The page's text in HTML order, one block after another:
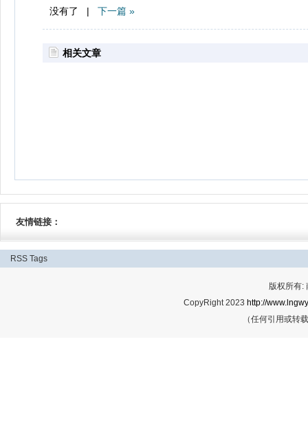
没有了 | 下一篇 »
相关文章
友情链接：
RSS Tags
版权所有:
CopyRight 2023 http://
（任何引用或转